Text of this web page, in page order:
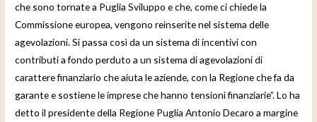
che sono tornate a Puglia Sviluppo e che, come ci chiede la
Commissione europea, vengono reinserite nel sistema delle
agevolazioni. Si passa così da un sistema di incentivi con
contributi a fondo perduto a un sistema di agevolazioni di
carattere finanziario che aiuta le aziende, con la Regione che fa da
garante e sostiene le imprese che hanno tensioni finanziarie”. Lo ha
detto il presidente della Regione Puglia Antonio Decaro a margine